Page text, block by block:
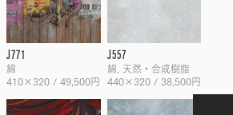
J771
綿
410×320 / 49,500円
J557
綿, 天然・合成樹脂
440×320 / 38,500円